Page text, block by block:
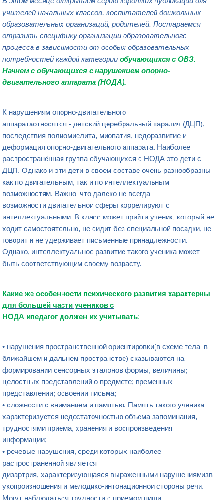
учителей начальных классов, воспитателей дошкольных
образовательных организаций, родителей. Постараемся
отразить специфику организации образовательного
процесса в зависимости от особых образовательных
потребностей каждой категории обучающихся с ОВЗ.
Начнем с обучающихся с нарушением опорно-
двигательного аппарата (НОДА).
К нарушениям опорно-двигательного
аппаратаотносятся - детский церебральный паралич (ДЦП),
последствия полиомиелита, миопатия, недоразвитие и
деформация опорно-двигательного аппарата. Наиболее
распространённая группа обучающихся с НОДА это дети с
ДЦП. Однако и эти дети в своем составе очень разнообразны
как по двигательным, так и по интеллектуальным
возможностям. Важно, что далеко не всегда
возможности двигательной сферы коррелируют с
интеллектуальными. В класс может прийти ученик, который не
ходит самостоятельно, не сидит без специальной посадки, не
говорит и не удерживает письменные принадлежности.
Однако, интеллектуальное развитие такого ученика может
быть соответствующим своему возрасту.
Какие же особенности психического развития характерны
для большей части учеников с
НОДА ипедагог должен их учитывать:
• нарушения пространственной ориентировки(в схеме тела, в
ближайшем и дальнем пространстве) сказываются на
формировании сенсорных эталонов формы, величины;
целостных представлений о предмете; временных
представлений; освоении письма;
• сложности с вниманием и памятью. Память такого ученика
характеризуется недостаточностью объема запоминания,
трудностями приема, хранения и воспроизведения
информации;
• речевые нарушения, среди которых наиболее
распространенной является
дизартрия, характеризующаяся выраженными нарушениямизв
укопроизношения и мелодико-интонационной стороны речи.
Могут наблюдаться трудности с приемом пищи,